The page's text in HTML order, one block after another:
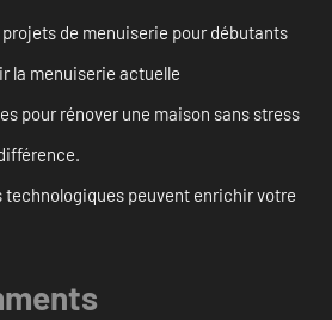
de menuiserie pour débutants
la menuiserie actuelle
pour rénover une maison sans stress
technologiques peuvent enrichir votre